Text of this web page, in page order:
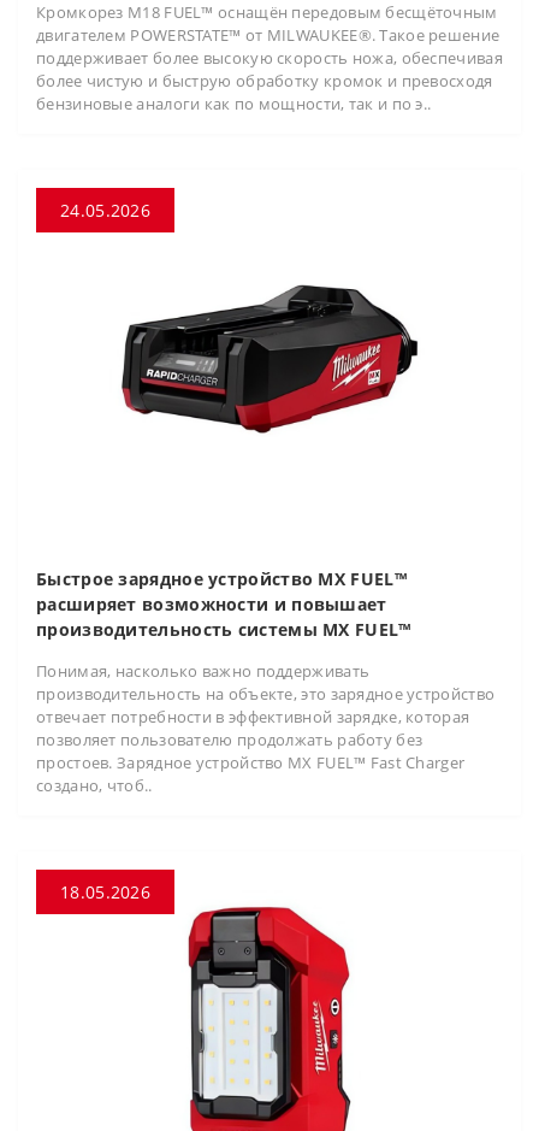
Кромкорез M18 FUEL™ оснащён передовым бесщёточным
двигателем POWERSTATE™ от MILWAUKEE®. Такое решение
поддерживает более высокую скорость ножа, обеспечивая
более чистую и быструю обработку кромок и превосходя
бензиновые аналоги как по мощности, так и по э..
24.05.2026
Быстрое зарядное устройство MX FUEL™
расширяет возможности и повышает
производительность системы MX FUEL™
Понимая, насколько важно поддерживать
производительность на объекте, это зарядное устройство
отвечает потребности в эффективной зарядке, которая
позволяет пользователю продолжать работу без
простоев. Зарядное устройство MX FUEL™ Fast Charger
создано, чтоб..
18.05.2026